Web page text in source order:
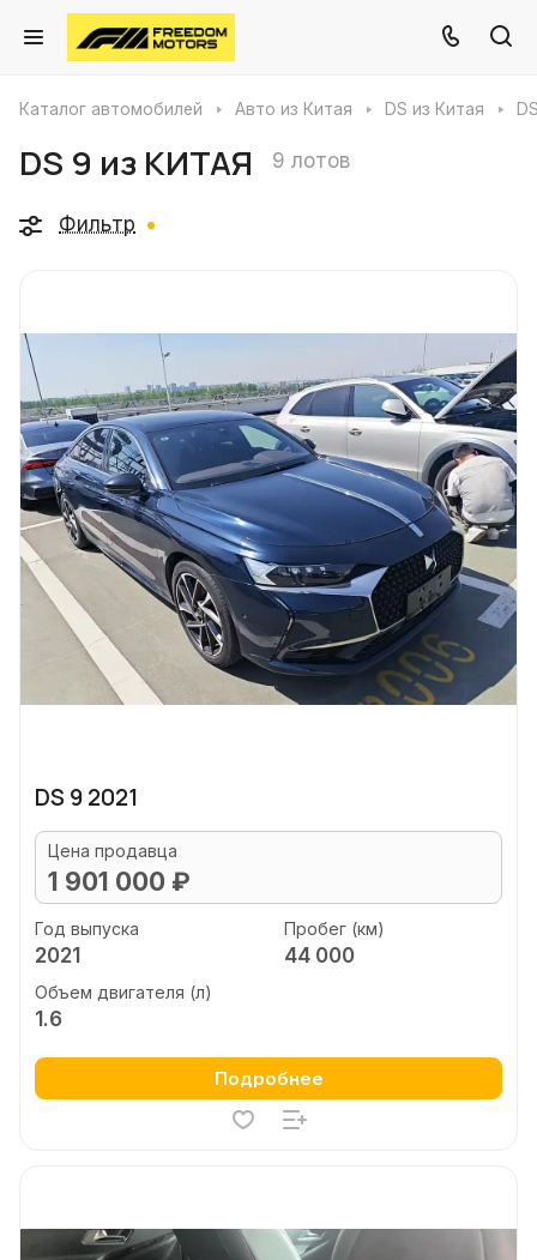
Каталог автомобилей Авто из Китая DS из Китая
DS 9 из КИТАЯ 9 лотов
Фильтр
DS 9 2021
Цена продавца
1 901 000 ₽
Год выпуска
2021
Пробег (км)
44 000
Объем двигателя (л)
1.6
Подробнее